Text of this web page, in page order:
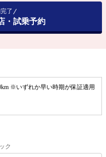
了
・試乗予約
※いずれか早い時期が保証適用
ク